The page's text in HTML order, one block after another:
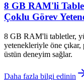
8 GB RAM'li
Çoklu Görev
8 GB RAM'li tabletler,
yetenekleriyle öne çıkar,
üstün deneyim sağlar.
Daha fazla bilgi edinin